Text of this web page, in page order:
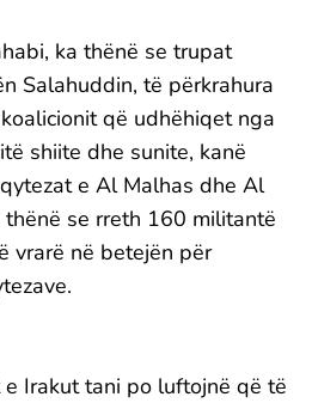
ka thënë se trupat
Salahuddin, të përkrahura
që udhëhiqet nga
shiite dhe sunite, kanë
e Al Malhas dhe Al
thënë se rreth 160 militantë
vrarë në betejën për
Irakut tani po luftojnë që të